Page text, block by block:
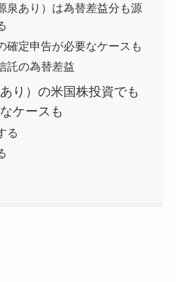
泉あり）は為替差益分も源
確定申告が必要なケースも
託の為替差益
り）の米国株投資でも
ケースも
る